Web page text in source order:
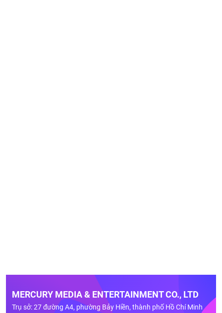
MERCURY MEDIA & ENTERTAINMENT CO., LTD
Trụ sở: 27 đường A4, phường Bảy Hiền, thành phố Hồ Chí Minh